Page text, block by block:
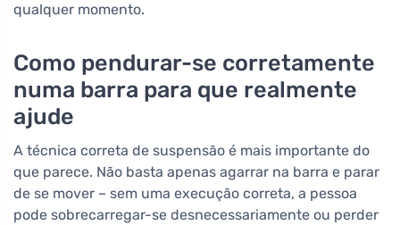
qualquer momento.
Como pendurar-se corretamente
numa barra para que realmente
ajude
A técnica correta de suspensão é mais importante do
que parece. Não basta apenas agarrar na barra e parar
de se mover – sem uma execução correta, a pessoa
pode sobrecarregar-se desnecessariamente ou perder